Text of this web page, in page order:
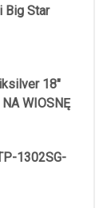
Big Star
18"
WIOSNĘ
1302SG-